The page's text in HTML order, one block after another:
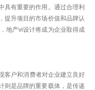
具有重要的作用。通过合理利
提升项目的市场价值和品牌认
地产vi设计将成为企业取得成
客户和消费者对企业建立良好
则是品牌的重要载体，是传递